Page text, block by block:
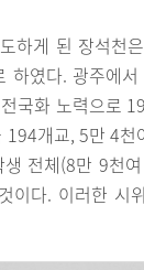
하게 된 장석천
하였다. 광주에
국화 노력으로
194개교, 5만 4천
전체(8만 9천
이다. 이러한 시